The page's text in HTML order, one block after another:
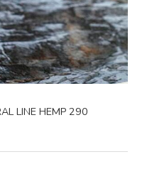
LINE HEMP 290